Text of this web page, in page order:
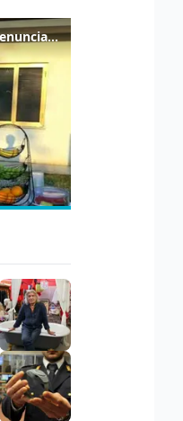
Caso Pradamano, parla uno dei ragazzi denunciati per la limonata: "Volevo anche aiutare i miei"